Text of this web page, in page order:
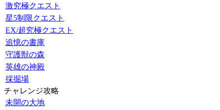
激究極クエスト
星5制限クエスト
EX/超究極クエスト
追憶の書庫
守護獣の森
英雄の神殿
採掘場
チャレンジ攻略
未開の大地